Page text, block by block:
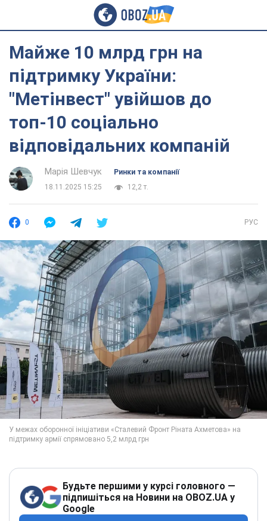
Майже 10 млрд грн на
підтримку України:
"Метінвест" увійшов до
топ-10 соціально
відповідальних компаній
Марія Шевчук
Ринки та компанії
18.11.2025 15:25
12,2 т.
0 РУС
Будьте першими у курсі головного —
підпишіться на Новини на OBOZ.UA у
Google